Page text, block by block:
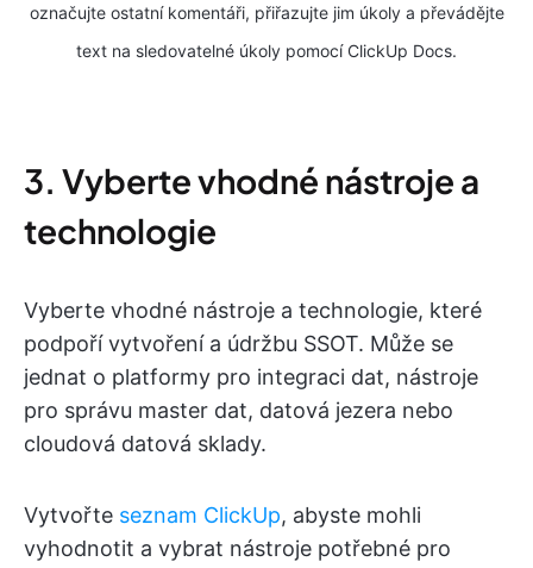
označujte ostatní komentáři, přiřazujte jim úkoly a převádějte
text na sledovatelné úkoly pomocí ClickUp Docs.
3. Vyberte vhodné nástroje a
technologie
Vyberte vhodné nástroje a technologie, které
podpoří vytvoření a údržbu SSOT. Může se
jednat o platformy pro integraci dat, nástroje
pro správu master dat, datová jezera nebo
cloudová datová sklady.
Vytvořte seznam ClickUp, abyste mohli
vyhodnotit a vybrat nástroje potřebné pro